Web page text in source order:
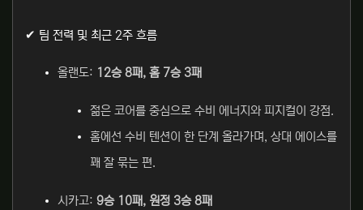
✔ 팀 전력 및 최근 2주 흐름
올랜도: 12승 8패, 홈 7승 3패
젊은 코어를 중심으로 수비 에너지와 피지컬이 강점.
홈에선 수비 텐션이 한 단계 올라가며, 상대 에이스를
꽤 잘 묶는 편.
시카고: 9승 10패, 원정 3승 8패